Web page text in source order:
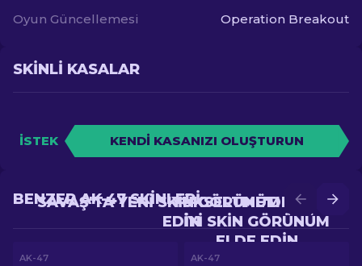
Oyun Güncellemesi Operation Breakout
SKINLI KASALAR
İSTEK KENDI KASANIZI OLUŞTURUN
YÜKSELTME'DE DAHA
IYI SKIN GÖRÜNÜM
ELDE EDIN
SAVAŞ'TA YENI SKIN GÖRÜNÜM ELDE
EDIN
BENZER AK-47 SKINLERI
AK-47 AK-47